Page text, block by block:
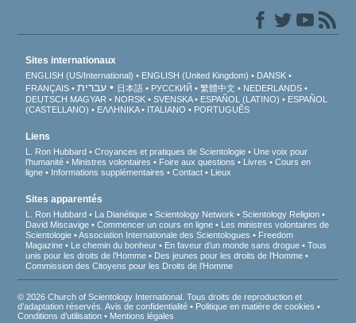
Sites internationaux
ENGLISH (US/International) ENGLISH (United Kingdom)
DANSK
FRANÇAIS
עברית 日本語 РУССКИЙ 繁體中文
NEDERLANDS
DEUTSCH MAGYAR NORSK SVENSKA ESPAÑOL (LATINO)
ESPAÑOL
(CASTELLANO)
ΕΛΛΗΝΙΚA ITALIANO PORTUGUÊS
Liens
L. Ron Hubbard Croyances et pratiques de Scientologie
Une voix pour
l’humanité
Ministres volontaires Foire aux questions Livres
Cours en
ligne
Informations supplémentaires Contact Lieux
Sites apparentés
L. Ron Hubbard La Dianétique Scientology Network
Scientology Religion
David Miscavige
Commencer un cours en ligne
Les ministres volontaires de
Scientologie
Association Internationale des Scientologues
Freedom
Magazine
Le chemin du bonheur En faveur d’un monde sans drogue
Tous
unis pour les droits de l’Homme
Des jeunes pour les droits de l’Homme
Commission des Citoyens pour les Droits de l’Homme
© 2026 Church of Scientology International. Tous droits de reproduction et
d’adaptation réservés.Avis de confidentialité • Politique en matière de cookies •
Conditions d’utilisation • Mentions légales